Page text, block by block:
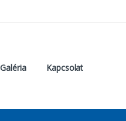
Galéria Kapcsolat